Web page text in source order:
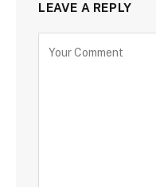
LEAVE A REPLY